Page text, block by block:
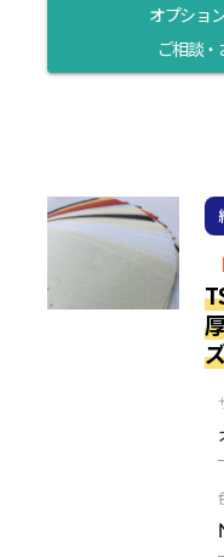
オプショ
ご相談